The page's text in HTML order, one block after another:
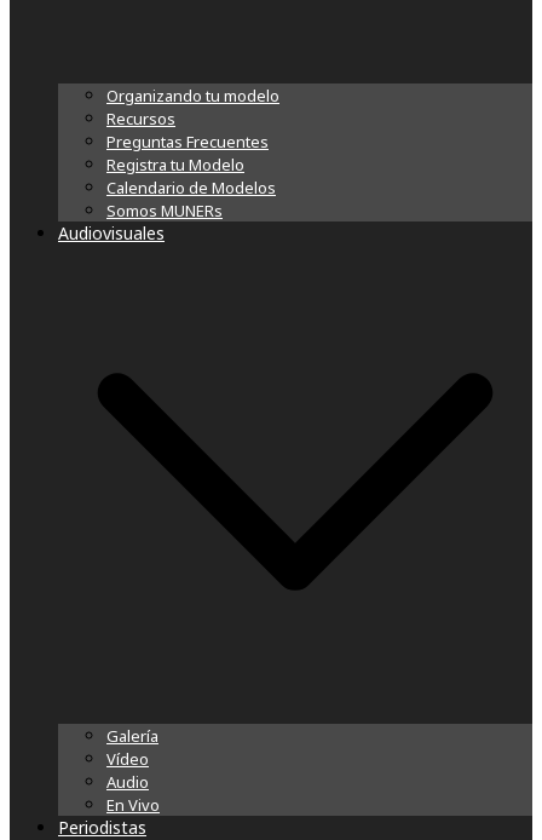
Organizando tu modelo
Recursos
Preguntas Frecuentes
Registra tu Modelo
Calendario de Modelos
Somos MUNERs
Audiovisuales
Galería
Vídeo
Audio
En Vivo
Periodistas